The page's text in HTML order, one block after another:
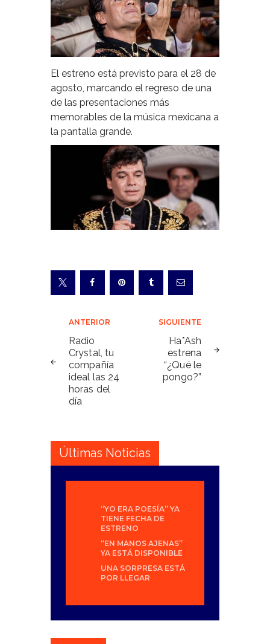
El estreno está previsto para el 28 de
agosto, marcando el regreso de una
de las presentaciones más
memorables de la música mexicana a
la pantalla grande.
Navegación
de
entradas
ANTERIOR
Radio
Crystal, tu
compañía
ideal las 24
horas del
día
SIGUIENTE
Ha*Ash
estrena
“¿Qué le
pongo?”
Últimas Noticias
“YO ERA POESÍA” YA
TIENE FECHA DE
ESTRENO
“EN MANOS AJENAS”
YA ESTÁ DISPONIBLE
UNA SORPRESA ESTÁ
POR LLEGAR